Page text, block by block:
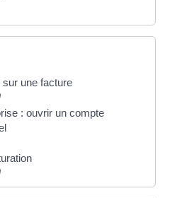
une facture
: ouvrir un compte